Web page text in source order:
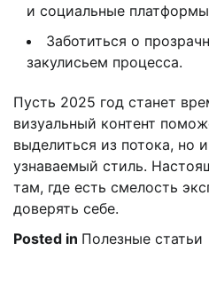
и социальные
Заботиться о
закулисьем процесса.
Пусть 2025 год станет
визуальный контент
выделиться из потока, но
узнаваемый стиль.
там, где есть смелость
доверять себе.
Posted in Полезные статьи